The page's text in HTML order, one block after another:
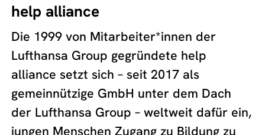
help alliance
Die 1999 von Mitarbeiter*innen der
Lufthansa Group gegründete help
alliance setzt sich – seit 2017 als
gemeinnützige GmbH unter dem Dach
der Lufthansa Group – weltweit dafür ein,
jungen Menschen Zugang zu Bildung zu